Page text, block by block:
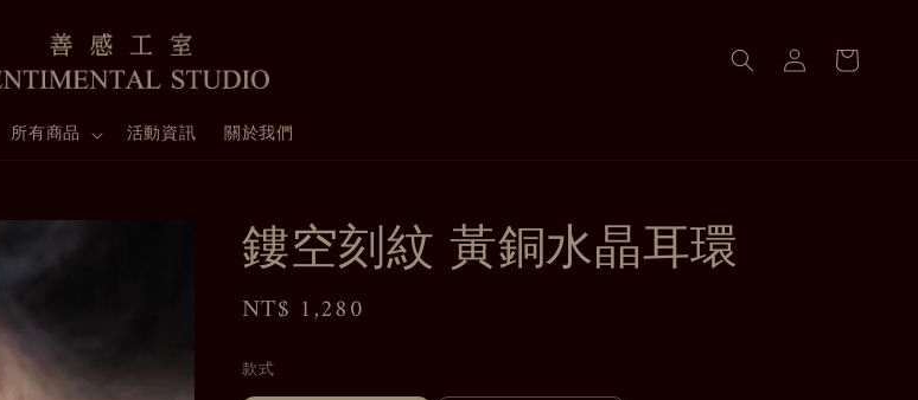
所有商品 活動資訊 關於我們
鏤空刻紋 黃銅水晶耳環
Regular
NT$ 1,280
款式